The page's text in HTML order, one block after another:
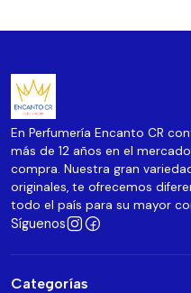
En Perfumería Encanto CR
más de 12 años en el
compra. Nuestra gran
originales, te ofrecemos
todo el país para su mayor
Síguenos
Categorías